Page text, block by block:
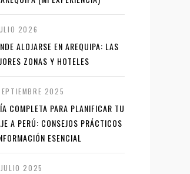
2026
ALOJARSE EN AREQUIPA: LAS
ZONAS Y HOTELES
2025
COMPLETA PARA PLANIFICAR TU
A PERÚ: CONSEJOS PRÁCTICOS
ESENCIAL
2025